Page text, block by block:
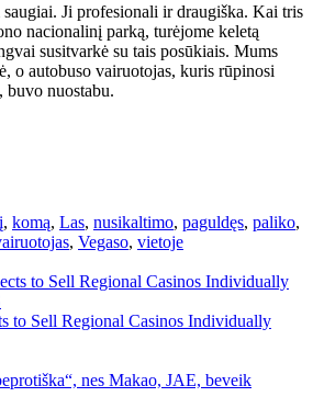
saugiai. Ji profesionali ir draugiška. Kai tris
nacionalinį parką, turėjome keletą
susitvarkė su tais posūkiais. Mums
o autobuso vairuotojas, kuris rūpinosi
buvo nuostabu.
, komą, Las, nusikaltimo, paguldęs, paliko,
, Vegaso, vietoje
to Sell Regional Casinos Individually